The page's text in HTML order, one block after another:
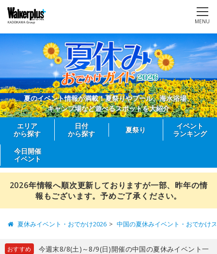
MENU
夏のイベント情報が満載！夏祭りやプール、海水浴場、
キャンプ場など遊べるスポットを大紹介
エリア
から探す
日付
から探す
夏祭り
イベント
ランキング
今日開催
イベント
2026年情報へ順次更新しておりますが一部、昨年の情
報もございます。予めご了承ください。
夏休みイベント・おでかけ2026 中国の夏休みイベント・おでかけ
おすすめ
今週末8/8(土)～8/9(日)開催の中国の夏休みイベント一